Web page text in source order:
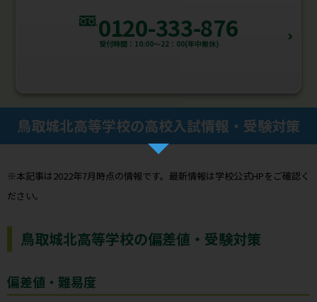
0120-333-876
受付時間：10:00～22：00(年中無休)
鳥取城北高等学校の高校入試情報・受験対策
※本記事は2022年7月時点の情報です。最新情報は学校公式HPをご確認く
ださい。
鳥取城北高等学校の偏差値・受験対策
偏差値・難易度